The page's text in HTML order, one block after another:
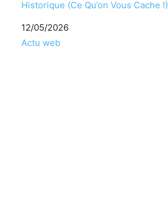
Historique (Ce Qu’on Vous Cache !)
Date
12/05/2026
Par rapport à
Actu web